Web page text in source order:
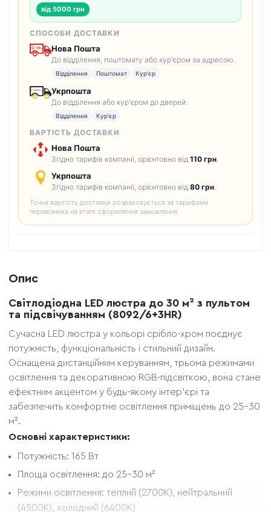
від 5000 грн
СПОСОБИ ДОСТАВКИ
Нова Пошта
До відділення, поштомату або кур'єром за адресою.
Відділення Поштомат Кур'єр
Укрпошта
До відділення або кур'єром до дверей.
Відділення Кур'єр
ВАРТІСТЬ ДОСТАВКИ
Нова Пошта
Згідно тарифів компанії, орієнтовно від 110 грн
Укрпошта
Згідно тарифів компанії, орієнтовно від 80 грн
Точна вартість доставки розраховується за тарифами
перевізника на етапі оформлення замовлення.
Опис
Світлодіодна LED люстра до 30 м² з пультом
та підсвічуванням (8092/6+3HR)
Сучасна LED люстра у кольорі срібло-хром поєднує
потужність, функціональність і стильний дизайн.
Оснащена дистанційним керуванням, трьома режимами
освітлення та декоративною RGB-підсвіткою, вона стане
ефектним акцентом у будь-якому інтер’єрі та
забезпечить комфортне освітлення приміщень до 25–30
м².
Основні характеристики:
Потужність: 165 Вт
Площа освітлення: до 25–30 м²
Режими освітлення: теплий (2700K), нейтральний
(4500K), холодний (6400K)